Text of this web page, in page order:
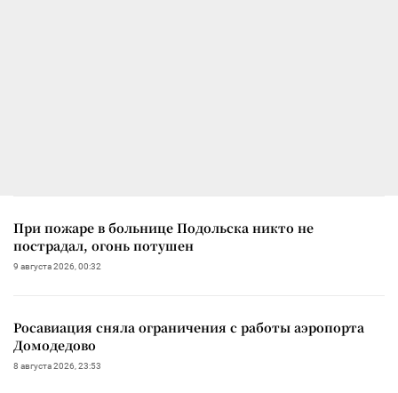
При пожаре в больнице Подольска никто не
пострадал, огонь потушен
9 августа 2026, 00:32
Росавиация сняла ограничения с работы аэропорта
Домодедово
8 августа 2026, 23:53